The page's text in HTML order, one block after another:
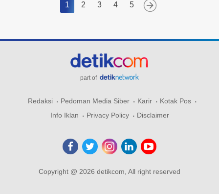
1 2 3 4 5
part of
Redaksi Pedoman Media Siber Karir
Kotak Pos
Info Iklan
Privacy Policy Disclaimer
Copyright @ 2026 detikcom, All right reserved